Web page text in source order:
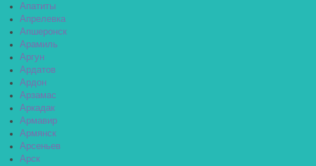
Апатиты
Апрелевка
Апшеронск
Арамиль
Аргун
Ардатов
Ардон
Арзамас
Аркадак
Армавир
Армянск
Арсеньев
Арск